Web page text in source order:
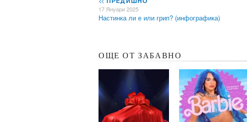
17 Януари 2025
Настинка ли е или грип? (инфографика)
ОЩЕ ОТ ЗАБАВНО